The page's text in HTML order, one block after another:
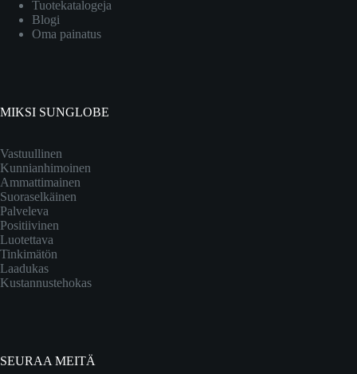
Tuotekatalogeja
Blogi
Oma painatus
MIKSI SUNGLOBE
Vastuullinen
Kunnianhimoinen
Ammattimainen
Suoraselkäinen
Palveleva
Positiivinen
Luotettava
Tinkimätön
Laadukas
Kustannustehokas
SEURAA MEITÄ